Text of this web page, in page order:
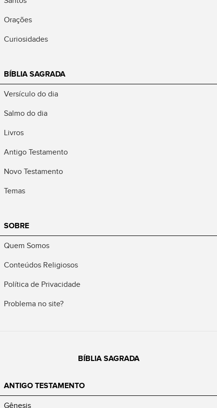
Orações
Curiosidades
BÍBLIA SAGRADA
Versículo do dia
Salmo do dia
Livros
Antigo Testamento
Novo Testamento
Temas
SOBRE
Quem Somos
Conteúdos Religiosos
Política de Privacidade
Problema no site?
BÍBLIA SAGRADA
ANTIGO TESTAMENTO
Gênesis